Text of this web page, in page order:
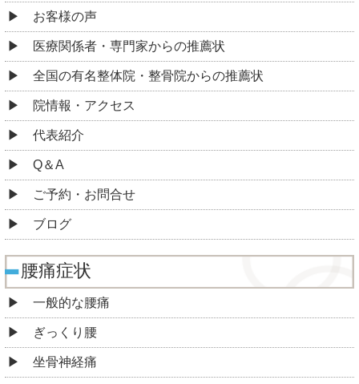
お客様の声
医療関係者・専門家からの推薦状
全国の有名整体院・整骨院からの推薦状
院情報・アクセス
代表紹介
Q＆A
ご予約・お問合せ
ブログ
腰痛症状
一般的な腰痛
ぎっくり腰
坐骨神経痛